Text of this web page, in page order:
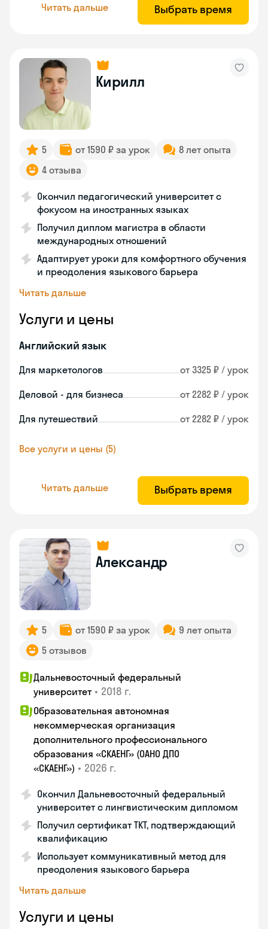
Читать дальше Выбрать время
Кирилл
5 от 1590 ₽ за урок
8 лет опыта
4 отзыва
Окончил педагогический университет с
фокусом на иностранных языках
Получил диплом магистра в области
международных отношений
Адаптирует уроки для комфортного обучения
и преодоления языкового барьера
Читать дальше
Услуги и цены
Английский язык
Для маркетологов от 3325 ₽ / урок
Деловой - для бизнеса от 2282 ₽ / урок
Для путешествий от 2282 ₽ / урок
Все услуги и цены (5)
Читать дальше Выбрать время
Александр
5 от 1590 ₽ за урок
9 лет опыта
5 отзывов
Дальневосточный федеральный
университет • 2018 г.
Образовательная автономная
некоммерческая организация
дополнительного профессионального
образования «СКАЕНГ» (ОАНО ДПО
«СКАЕНГ») • 2026 г.
Окончил Дальневосточный федеральный
университет с лингвистическим дипломом
Получил сертификат TKT, подтверждающий
квалификацию
Использует коммуникативный метод для
преодоления языкового барьера
Читать дальше
Услуги и цены